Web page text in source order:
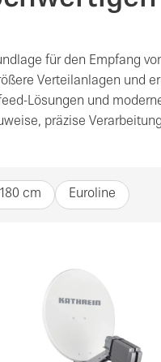
für den Empfang
Verteilanlagen und
Lösungen und
präzise
cm Euroline